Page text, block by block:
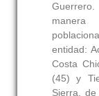
entidad:
Costa
(45) y
Sierra,